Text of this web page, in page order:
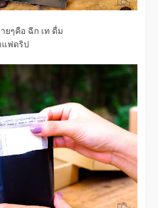
ยๆคือ ฉีก เท ดื่ม
แฟดริป